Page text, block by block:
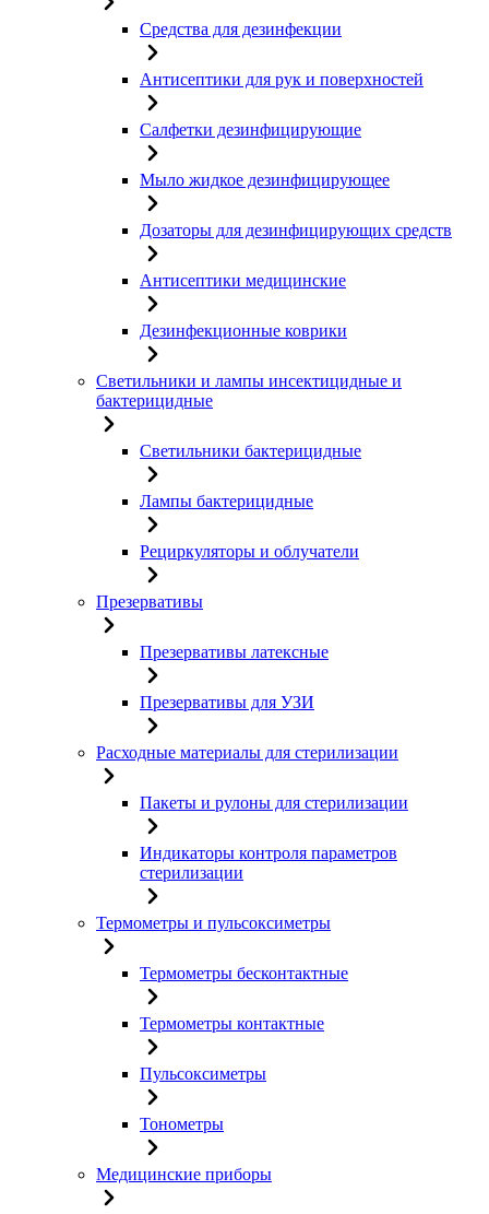
Средства для дезинфекции
Антисептики для рук и поверхностей
Салфетки дезинфицирующие
Мыло жидкое дезинфицирующее
Дозаторы для дезинфицирующих средств
Антисептики медицинские
Дезинфекционные коврики
Светильники и лампы инсектицидные и
бактерицидные
Светильники бактерицидные
Лампы бактерицидные
Рециркуляторы и облучатели
Презервативы
Презервативы латексные
Презервативы для УЗИ
Расходные материалы для стерилизации
Пакеты и рулоны для стерилизации
Индикаторы контроля параметров
стерилизации
Термометры и пульсоксиметры
Термометры бесконтактные
Термометры контактные
Пульсоксиметры
Тонометры
Медицинские приборы